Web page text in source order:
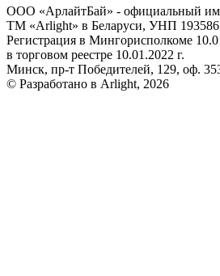
ООО «АрлайтБай» - официальный
ТМ «Arlight» в Беларуси, УНП
Регистрация в Мингорисполкоме
в торговом реестре 10.01.2022 г.
Минск, пр-т Победителей, 129, оф.
© Разработано в Arlight, 2026